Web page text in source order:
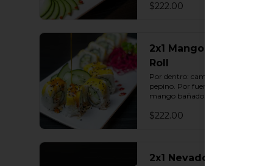
$222.00
2x1 Mango Exótico
Roll
Por dentro: camarón capeado con
pepino. Por fuera: queso crema y
mango bañado en salsa dulce con
$222.00
2x1 Nevado Roll